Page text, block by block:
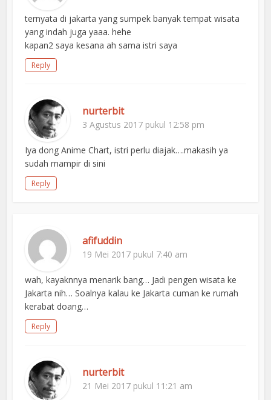
ternyata di jakarta yang sumpek banyak tempat wisata
yang indah juga yaaa. hehe
kapan2 saya kesana ah sama istri saya
Reply
nurterbit
3 Agustus 2017 pukul 12:58 pm
Iya dong Anime Chart, istri perlu diajak….makasih ya
sudah mampir di sini
Reply
afifuddin
19 Mei 2017 pukul 7:40 am
wah, kayaknnya menarik bang… Jadi pengen wisata ke
Jakarta nih… Soalnya kalau ke Jakarta cuman ke rumah
kerabat doang…
Reply
nurterbit
21 Mei 2017 pukul 11:21 am